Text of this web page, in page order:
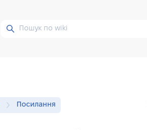
Посилання